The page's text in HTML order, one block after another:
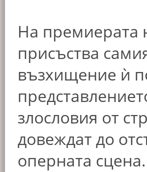
На премиерата
присъства
възхищение ѝ
злословия от
довеждат до
оперната